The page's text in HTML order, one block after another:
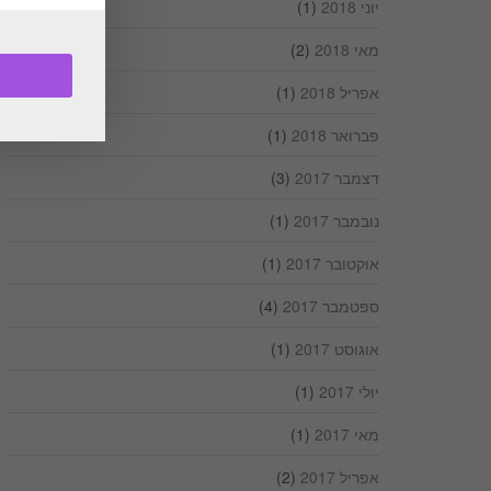
יוני 2018
(1)
מאי 2018
(2)
אפריל 2018
(1)
פברואר 2018
(1)
דצמבר 2017
(3)
נובמבר 2017
(1)
אוקטובר 2017
(1)
ספטמבר 2017
(4)
אוגוסט 2017
(1)
יולי 2017
(1)
מאי 2017
(1)
אפריל 2017
(2)